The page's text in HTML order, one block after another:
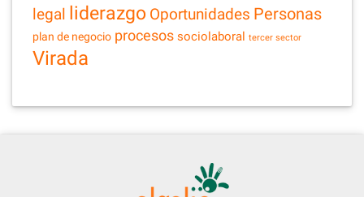
legal liderazgo Oportunidades Personas
plan de negocio procesos sociolaboral tercer sector
Virada